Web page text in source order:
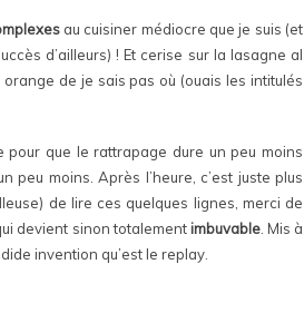
au cuisiner médiocre que je suis (et
d’ailleurs) ! Et cerise sur la lasagne al
de je sais pas où (ouais les intitulés
pour que le rattrapage dure un peu moins
peu moins. Après l’heure, c’est juste plus
de lire ces quelques lignes, merci de
devient sinon totalementimbuvable. Mis à
invention qu’est le replay.